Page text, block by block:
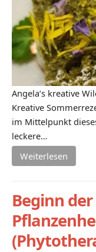
Angela’s kreative
Kreative
im Mittelpunkt
leckere…
Weiterlesen
Beginn